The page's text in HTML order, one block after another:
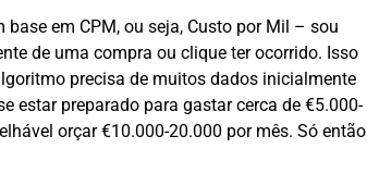
em CPM, ou seja, Custo por Mil – sou
de uma compra ou clique ter ocorrido. Isso
precisa de muitos dados inicialmente
estar preparado para gastar cerca de €5.000-
orçar €10.000-20.000 por mês. Só então